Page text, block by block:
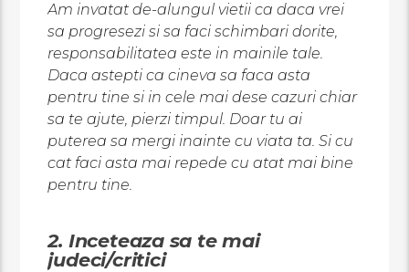
Am invatat de-alungul vietii ca daca vrei
sa progresezi si sa faci schimbari dorite,
responsabilitatea este in mainile tale.
Daca astepti ca cineva sa faca asta
pentru tine si in cele mai dese cazuri chiar
sa te ajute, pierzi timpul. Doar tu ai
puterea sa mergi inainte cu viata ta. Si cu
cat faci asta mai repede cu atat mai bine
pentru tine.
2. Inceteaza sa te mai
judeci/critici